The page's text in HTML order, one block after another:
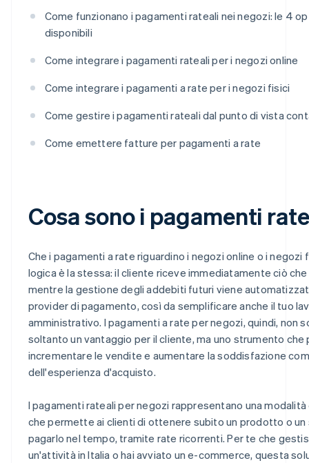
Come funzionano i pagamenti rateali nei negozi: le 4
disponibili
Come integrare i pagamenti rateali per i negozi online
Come integrare i pagamenti a rate per i negozi fisici
Come gestire i pagamenti rateali dal punto di vista
Come emettere fatture per pagamenti a rate
Cosa sono i pagamenti
Che i pagamenti a rate riguardino i negozi online o i negozi
logica è la stessa: il cliente riceve immediatamente ciò
mentre la gestione degli addebiti futuri viene
provider di pagamento, così da semplificare anche il tuo
amministrativo. I pagamenti a rate per negozi, quindi, non
soltanto un vantaggio per il cliente, ma uno strumento che
incrementare le vendite e aumentare la soddisfazione
dell'esperienza d'acquisto.
I pagamenti rateali per negozi rappresentano una
che permette ai clienti di ottenere subito un prodotto o un
pagarlo nel tempo, tramite rate ricorrenti. Per te che
un'attività in Italia o hai avviato un e-commerce, questa